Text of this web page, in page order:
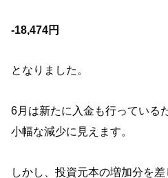
-18,474円
となりました。
6月は新たに入金も行っている
小幅な減少に見えます。
しかし、投資元本の増加分を